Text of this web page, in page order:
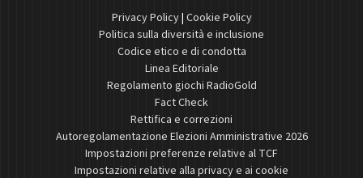
Privacy Policy| Cookie Policy
Politica sulla diversità e inclusione
Codice etico e di condotta
Linea Editoriale
Regolamento giochi RadioGold
Fact Check
Rettifica e correzioni
Autoregolamentazione Elezioni Amministrative 2026
Impostazioni preferenze relative al TCF
Impostazioni relative alla privacy e ai cookie